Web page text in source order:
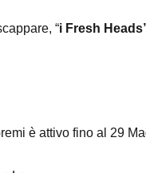
“i Fresh
è attivo fino al 29